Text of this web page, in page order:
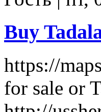
Buy
https://
for sale or